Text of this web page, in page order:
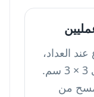
العداد،
نحو 30-50 سم، نوصي بحد أدنى 3 × 3 سم.
من